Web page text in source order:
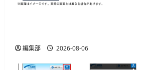
編集部 2026-08-06